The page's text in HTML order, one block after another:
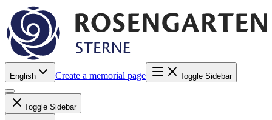
English Create a memorial page Toggle Sidebar
Toggle Sidebar